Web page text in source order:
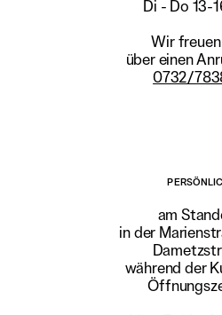
Di - Do 13-
Wir freuen
über einen
0732/
am
in der
während der